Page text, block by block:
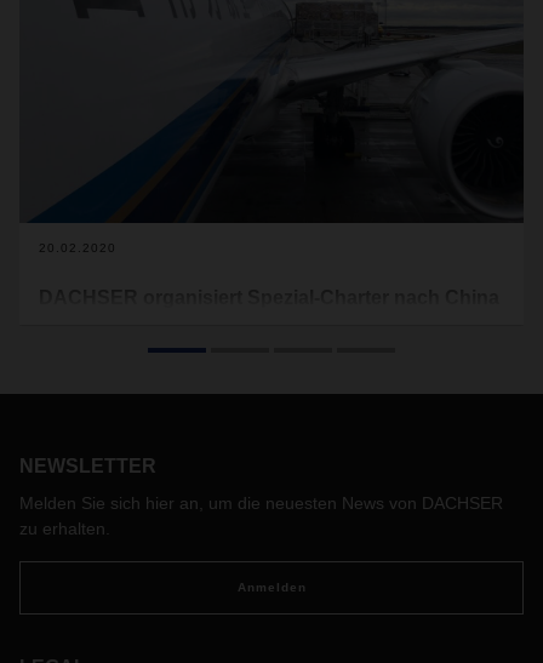
20.02.2020
NEWSLETTER
Melden Sie sich hier an, um die neuesten News von DACHSER
zu erhalten.
Anmelden